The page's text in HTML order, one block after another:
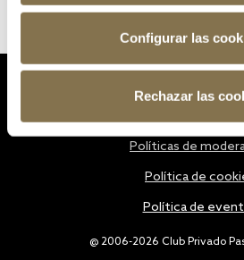
Configurar las
Rechazar las
@ 2006-2026 Club Privado
Políticas de
Política de
Política de